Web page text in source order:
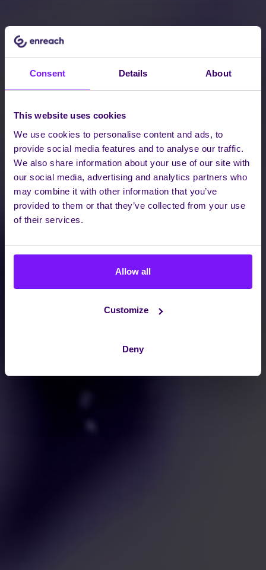
Consent Details About
This website uses cookies
We use cookies to personalise content and ads, to
provide social media features and to analyse our traffic.
We also share information about your use of our site with
our social media, advertising and analytics partners who
may combine it with other information that you’ve
provided to them or that they’ve collected from your use
of their services.
Allow all
Customize
Deny